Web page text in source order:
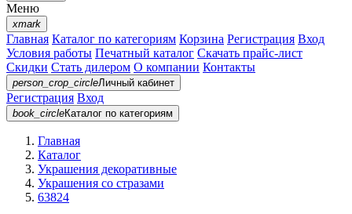
Меню
xmark
Главная Каталог по категориям Корзина Регистрация Вход
Условия работы Печатный каталог Скачать прайс-лист
Скидки Стать дилером О компании Контакты
person_crop_circleЛичный кабинет
Регистрация Вход
book_circleКаталог по категориям
Главная
Каталог
Украшения декоративные
Украшения со стразами
63824